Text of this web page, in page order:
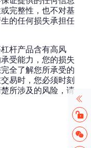
完整性，也不对基
的任何损失承担任
杆产品含有高风
受能力，您的损失
全了解您所承受的
易时，您必须时刻
所涉及的风险，请